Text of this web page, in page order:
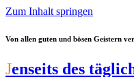
Zum Inhalt springen
Von allen guten und bösen Geistern
Jenseits des